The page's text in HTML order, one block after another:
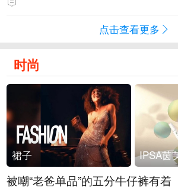
点击查看更多
时尚
裙子
被嘲“老爸单品”的五分牛仔裤有着